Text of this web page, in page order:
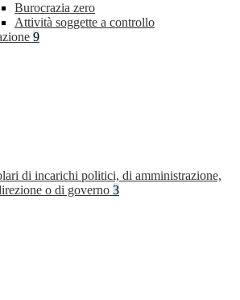
Burocrazia zero
Attività soggette a controllo
9
di incarichi politici, di amministrazione,
o di governo 3